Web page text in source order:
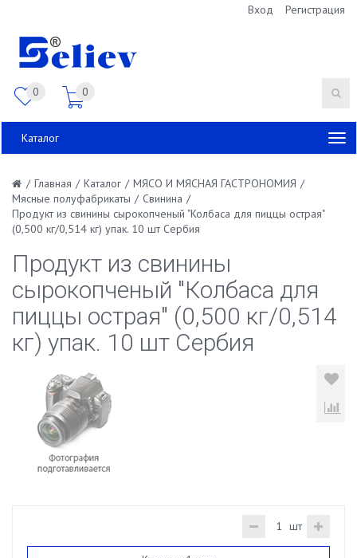
Вход Регистрация
0 0
Каталог
/ Главная / Каталог / МЯСО И МЯСНАЯ ГАСТРОНОМИЯ /
Мясные полуфабрикаты / Свинина /
Продукт из свинины сырокопченый "Колбаса для пиццы острая"
(0,500 кг/0,514 кг) упак. 10 шт Сербия
Продукт из свинины
сырокопченый "Колбаса для
пиццы острая" (0,500 кг/0,514
кг) упак. 10 шт Сербия
шт